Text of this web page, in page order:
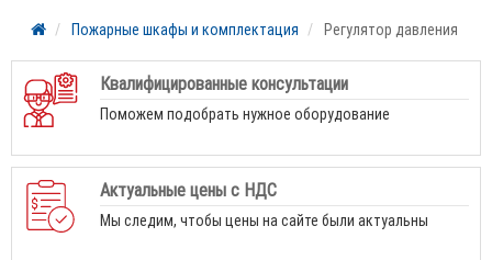
Пожарные шкафы и комплектация Регулятор давления
Квалифицированные консультации
Поможем подобрать нужное оборудование
Актуальные цены с НДС
Мы следим, чтобы цены на сайте были актуальны